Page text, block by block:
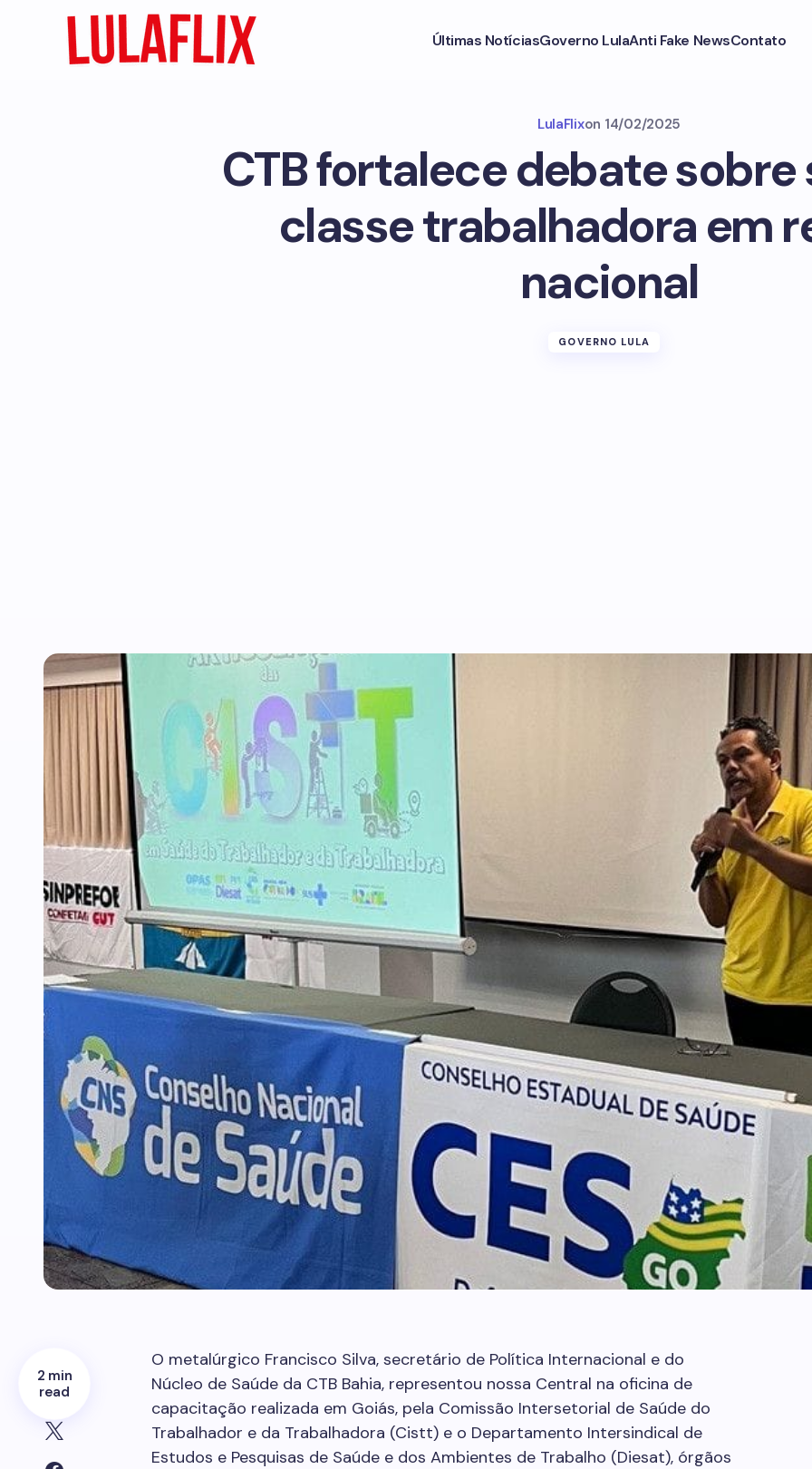
Últimas NotíciasGoverno LulaAnti Fake NewsContato
LulaFlixon 14/02/2025
CTB fortalece debate sobre
classe trabalhadora em
nacional
GOVERNO LULA
2 min
read
O metalúrgico Francisco Silva, secretário de Política Internacional e do
Núcleo de Saúde da CTB Bahia, representou nossa Central na oficina de
capacitação realizada em Goiás, pela Comissão Intersetorial de Saúde do
Trabalhador e da Trabalhadora (Cistt) e o Departamento Intersindical de
Estudos e Pesquisas de Saúde e dos Ambientes de Trabalho (Diesat), órgãos